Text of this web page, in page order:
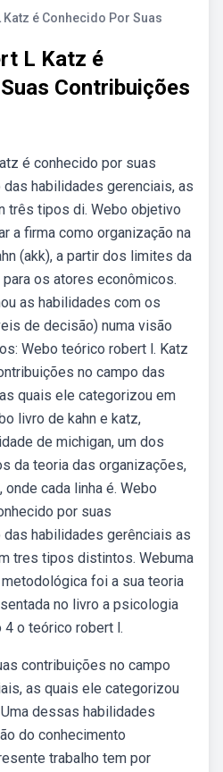
Katz é Conhecido Por Suas
L Katz é
Contribuições
é conhecido por suas
habilidades gerenciais, as
três tipos di. Webo objetivo
a firma como organização na
(akk), a partir dos limites da
os atores econômicos.
as habilidades com os
de decisão) numa visão
Webo teórico robert l. Katz
no campo das
quais ele categorizou em
livro de kahn e katz,
de michigan, um dos
da teoria das organizações,
onde cada linha é. Webo
por suas
habilidades gerênciais as
tres tipos distintos. Webuma
foi a sua teoria
no livro a psicologia
4 o teórico robert l.
contribuições no campo
as quais ele categorizou
dessas habilidades
do conhecimento
trabalho tem por